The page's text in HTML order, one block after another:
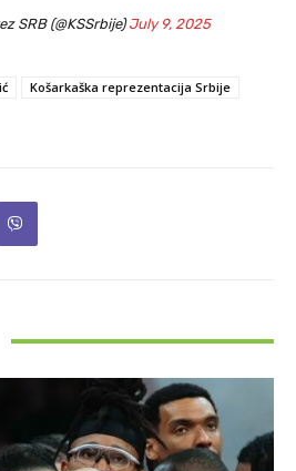
SRB (@KSSrbije)July 9, 2025
Košarkaška reprezentacija Srbije